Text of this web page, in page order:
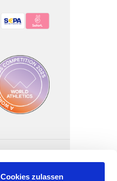
Cookies zulassen
Bezahlmethoden: